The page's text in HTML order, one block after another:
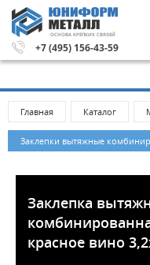
ОСНОВА КРЕПКИХ СВЯЗЕЙ
+7 (495) 156-43-59
Метизы и крепежные
Главная Каталог
Заклепки вытяжные
Заклепка
красное вино